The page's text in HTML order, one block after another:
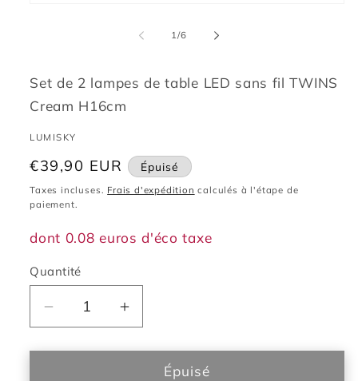
fenêtre
modale
1/de
6
Set de 2 lampes de table LED sans fil TWINS
Cream H16cm
LUMISKY
Prix
habituel
€39,90 EUR Épuisé
Taxes incluses. Frais d'expédition calculés à l'étape de
paiement.
dont 0.08 euros d'éco taxe
Quantité
Réduire
la
quantité
Augmenter
la
quantité
Épuisé